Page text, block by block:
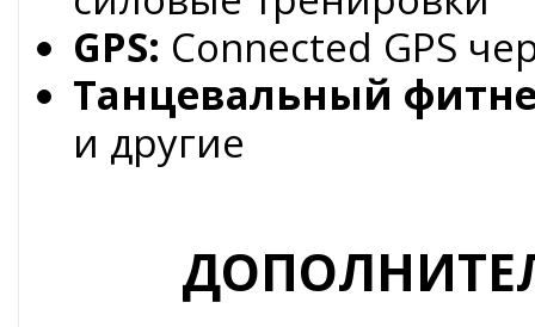
GPS: Connected GPS
Танцевальный
и другие